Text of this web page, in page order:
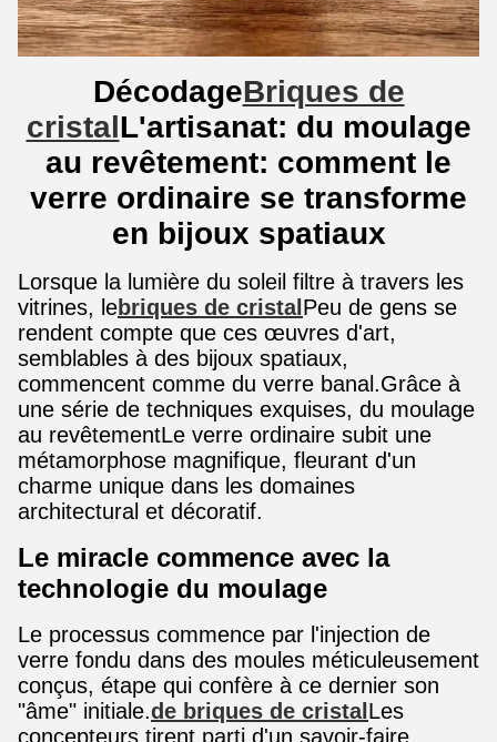
DécodageBriques de
cristalL'artisanat: du moulage
au revêtement: comment le
verre ordinaire se transforme
en bijoux spatiaux
Lorsque la lumière du soleil filtre à travers les
vitrines, lebriques de cristal Peu de gens se
rendent compte que ces œuvres d'art,
semblables à des bijoux spatiaux,
commencent comme du verre banal.Grâce à
une série de techniques exquises, du moulage
au revêtementLe verre ordinaire subit une
métamorphose magnifique, fleurant d'un
charme unique dans les domaines
architectural et décoratif.
Le miracle commence avec la
technologie du moulage
Le processus commence par l'injection de
verre fondu dans des moules méticuleusement
conçus, étape qui confère à ce dernier son
"âme" initiale.de briques de cristal Les
concepteurs tirent parti d'un savoir-faire